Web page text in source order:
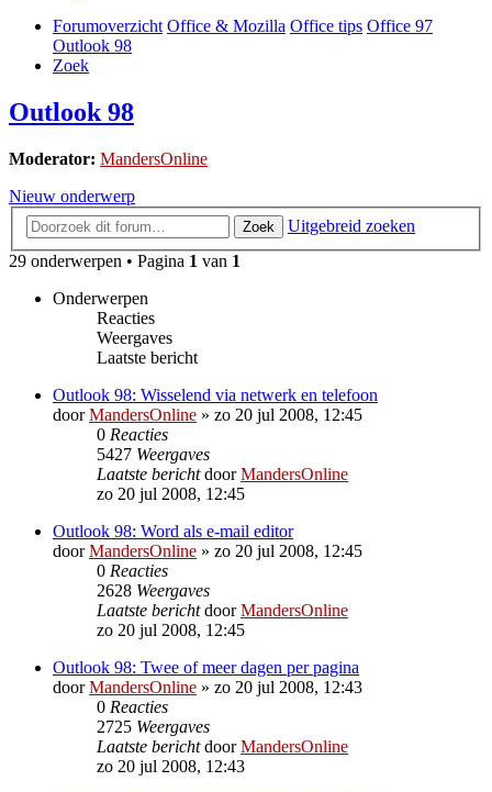
Forumoverzicht Office & Mozilla Office tips Office 97
Outlook 98
Zoek
Outlook 98
Moderator: MandersOnline
Nieuw onderwerp
Zoek
Uitgebreid zoeken
29 onderwerpen • Pagina 1 van 1
Onderwerpen
Reacties
Weergaves
Laatste bericht
Outlook 98: Wisselend via netwerk en telefoon
doorMandersOnline » zo 20 jul 2008, 12:45
0 Reacties
5427 Weergaves
Laatste berichtdoorMandersOnline
zo 20 jul 2008, 12:45
Outlook 98: Word als e-mail editor
doorMandersOnline » zo 20 jul 2008, 12:45
0 Reacties
2628 Weergaves
Laatste berichtdoorMandersOnline
zo 20 jul 2008, 12:45
Outlook 98: Twee of meer dagen per pagina
doorMandersOnline » zo 20 jul 2008, 12:43
0 Reacties
2725 Weergaves
Laatste berichtdoorMandersOnline
zo 20 jul 2008, 12:43